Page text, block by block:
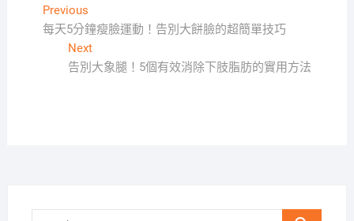
文
章
PreviousPrevious
post:
每天5分鐘瘦臉運動！告別大餅臉的超簡單技巧
NextNext
post:
告別大象腿！5個有效消除下肢脂肪的實用方法
Search